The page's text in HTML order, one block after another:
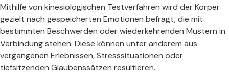
Mithilfe von kinesiologischen Testverfahren wird der Körper
gezielt nach gespeicherten Emotionen befragt, die mit
bestimmten Beschwerden oder wiederkehrenden Mustern in
Verbindung stehen. Diese können unter anderem aus
vergangenen Erlebnissen, Stresssituationen oder
tiefsitzenden Glaubenssätzen resultieren.